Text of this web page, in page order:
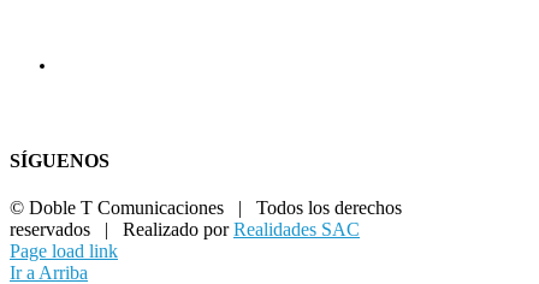
SÍGUENOS
© Doble T Comunicaciones | Todos los derechos
reservados | Realizado porRealidades SAC
Page load link
Ir a Arriba